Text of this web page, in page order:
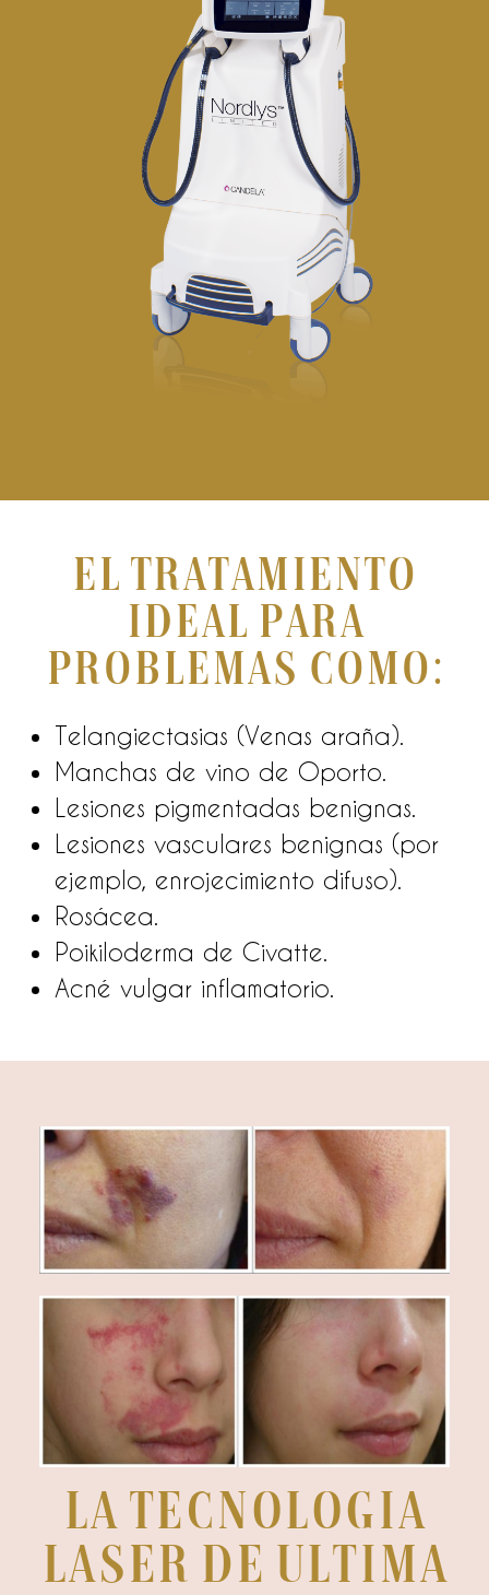
El tratamiento
ideal para
problemas como:
Telangiectasias (Venas araña).
Manchas de vino de Oporto.
Lesiones pigmentadas benignas.
Lesiones vasculares benignas (por
ejemplo, enrojecimiento difuso).
Rosácea.
Poikiloderma de Civatte.
Acné vulgar inflamatorio.
La tecnologia
laser de ultima